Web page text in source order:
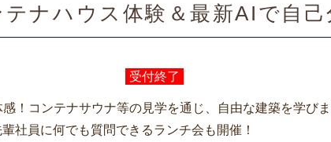
テナハウス体験＆最新AIで自
受付終了
！コンテナサウナ等の見学を通じ、自由な建築を学び
社員に何でも質問できるランチ会も開催！